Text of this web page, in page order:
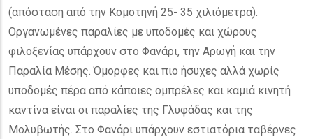
(απόσταση από την Κομοτηνή 25- 35 χιλιόμετρα).
Οργανωμένες παραλίες με υποδομές και χώρους
φιλοξενίας υπάρχουν στο Φανάρι, την Αρωγή και την
Παραλία Μέσης. Όμορφες και πιο ήσυχες αλλά χωρίς
υποδομές πέρα από κάποιες ομπρέλες και καμιά κινητή
καντίνα είναι οι παραλίες της Γλυφάδας και της
Μολυβωτής. Στο Φανάρι υπάρχουν εστιατόρια ταβέρνες